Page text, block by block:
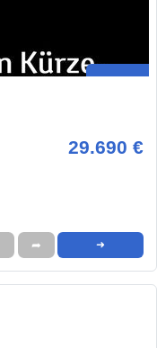
29.690 €
➦ ➜